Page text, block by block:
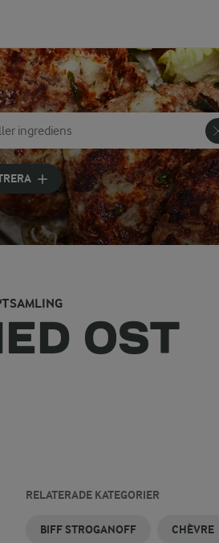
ingrediens
få förslag
OST
RELATERADE KATEGORIER
BIFF STROGANOFF CHÈVRE